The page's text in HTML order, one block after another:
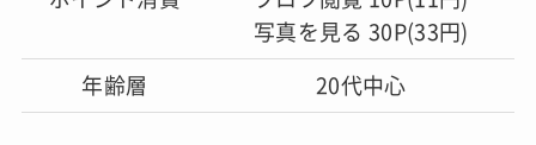
写真を見る 30P(33円)
年齢層
20代中心